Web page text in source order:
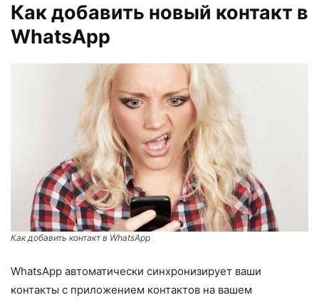
Как добавить новый контакт в
WhatsApp
Как добавить контакт в WhatsApp
WhatsApp автоматически синхронизирует ваши
контакты с приложением контактов на вашем